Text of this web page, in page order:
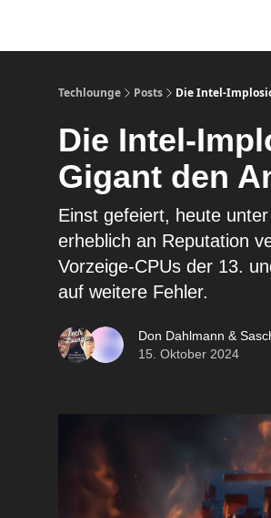
Techlounge Posts Die Intel-
Die Intel-
Gigant den
Einst gefeiert, heute
erheblich an Reputation
Vorzeige-CPUs der 13.
auf weitere Fehler.
Don Dahlmann &
15. Oktober 2024